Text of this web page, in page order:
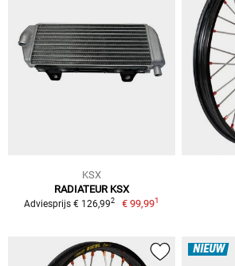
KSX
RADIATEUR KSX
Adviesprijs € 126,992 € 99,991
NIEUW